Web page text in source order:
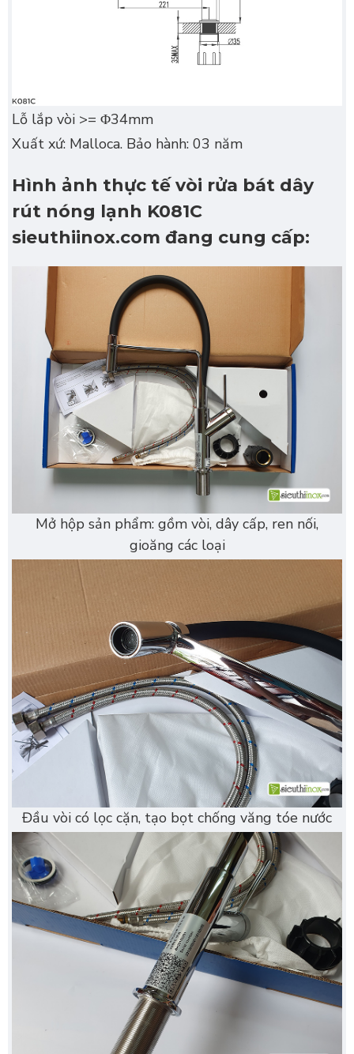
Lỗ lắp vòi >= Φ34mm
Xuất xứ: Malloca. Bảo hành: 03 năm
Hình ảnh thực tế vòi rửa bát dây
rút nóng lạnh K081C
sieuthiinox.com đang cung cấp:
Mở hộp sản phẩm: gồm vòi, dây cấp, ren nối,
gioăng các loại
Đầu vòi có lọc cặn, tạo bọt chống văng tóe nước